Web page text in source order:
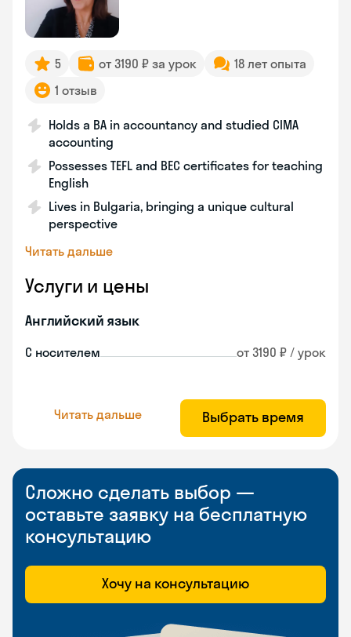
5 от 3190 ₽ за урок
18 лет опыта
1 отзыв
Holds a BA in accountancy and studied CIMA
accounting
Possesses TEFL and BEC certificates for teaching
English
Lives in Bulgaria, bringing a unique cultural
perspective
Читать дальше
Услуги и цены
Английский язык
С носителем от 3190 ₽ / урок
Читать дальше Выбрать время
Сложно сделать выбор —
оставьте заявку на бесплатную
консультацию
Хочу на консультацию